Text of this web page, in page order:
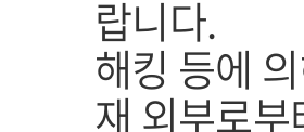
랍니다.
해킹 등에
재 외부로